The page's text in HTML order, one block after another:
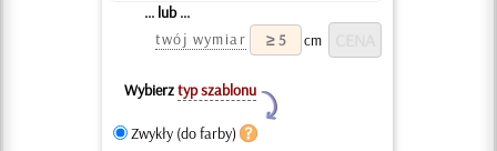
... lub ...
twój wymiar
cm
Wybierztyp szablonu
Y
Zwykły (do farby)